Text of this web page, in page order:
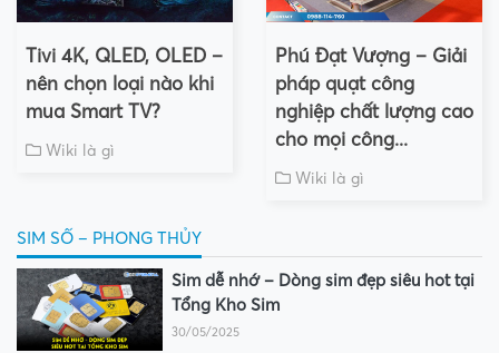
Tivi 4K, QLED, OLED –
nên chọn loại nào khi
mua Smart TV?
Wiki là gì
Phú Đạt Vượng – Giải
pháp quạt công
nghiệp chất lượng cao
cho mọi công...
Wiki là gì
SIM SỐ – PHONG THỦY
Sim dễ nhớ – Dòng sim đẹp siêu hot tại
Tổng Kho Sim
30/05/2025